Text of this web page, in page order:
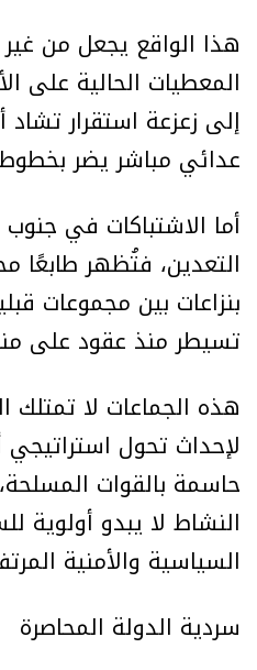
هذا الواقع يجعل من
المعطيات الحالية على
إلى زعزعة استقرار
عدائي مباشر يضر بخطوط
أما الاشتباكات في
التعدين، فتُظهر طابعًا
بنزاعات بين مجموعات
تسيطر منذ عقود على
هذه الجماعات لا تمتلك
لإحداث تحول
حاسمة بالقوات
النشاط لا يبدو أولوية
السياسية والأمنية
سردية الدولة المحاصرة